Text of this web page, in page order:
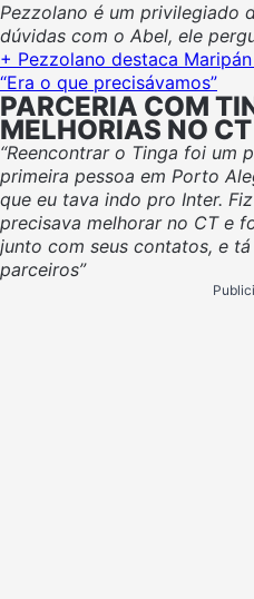
Pezzolano é um privilegiado
dúvidas com o Abel, ele
+ Pezzolano destaca
“Era o que precisávamos”
PARCERIA COM
MELHORIAS NO CT
“Reencontrar o Tinga foi um
primeira pessoa em Porto
que eu tava indo pro Inter.
precisava melhorar no CT e
junto com seus contatos, e
parceiros”